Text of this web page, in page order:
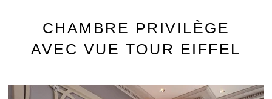
CHAMBRE PRIVILÈGE
AVEC VUE TOUR EIFFEL